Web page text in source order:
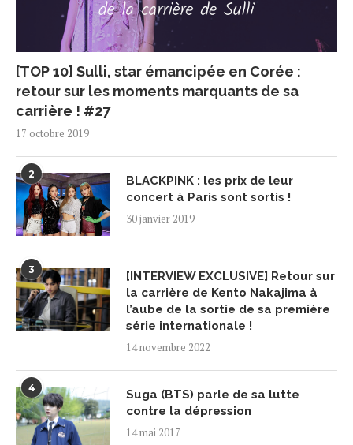
[TOP 10] Sulli, star émancipée en Corée :
retour sur les moments marquants de sa
carrière ! #27
17 octobre 2019
2
BLACKPINK : les prix de leur
concert à Paris sont sortis !
30 janvier 2019
3
[INTERVIEW EXCLUSIVE] Retour sur
la carrière de Kento Nakajima à
l’aube de la sortie de sa première
série internationale !
14 novembre 2022
4
Suga (BTS) parle de sa lutte
contre la dépression
14 mai 2017